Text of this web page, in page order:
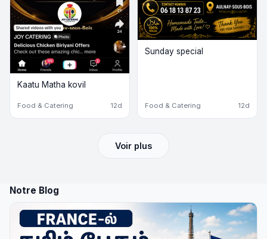
Kaatu Matha kovil
Food & Catering 12d
Sunday special
Food & Catering 12d
Voir plus
Notre Blog